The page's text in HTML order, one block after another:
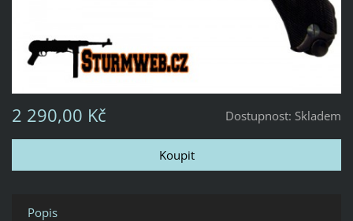
Dostupnost: Skladem
2 290,00 Kč
Popis